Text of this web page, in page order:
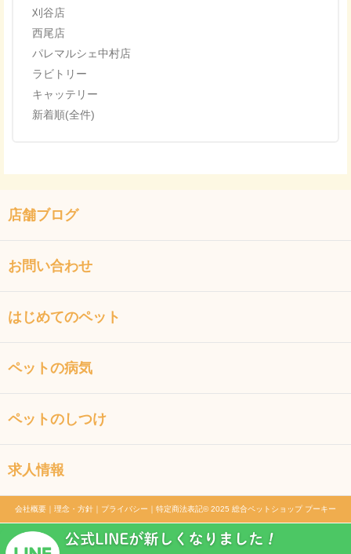
刈谷店
西尾店
パレマルシェ中村店
ラビトリー
キャッテリー
新着順(全件)
店舗ブログ
お問い合わせ
はじめてのペット
ペットの病気
ペットのしつけ
求人情報
会社概要 理念・方針 プライバシー 特定商法表記© 2025 総合ペットショップ プーキー